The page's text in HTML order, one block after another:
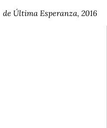
de Última Esperanza, 2016